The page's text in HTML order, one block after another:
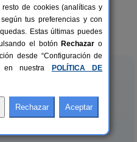
14 pers.
desde50 €
de cookies (analíticas y
tus preferencias y con
Estas últimas puedes
el botón Rechazar o
desde “Configuración de
en nuestra
POLÍTICA DE